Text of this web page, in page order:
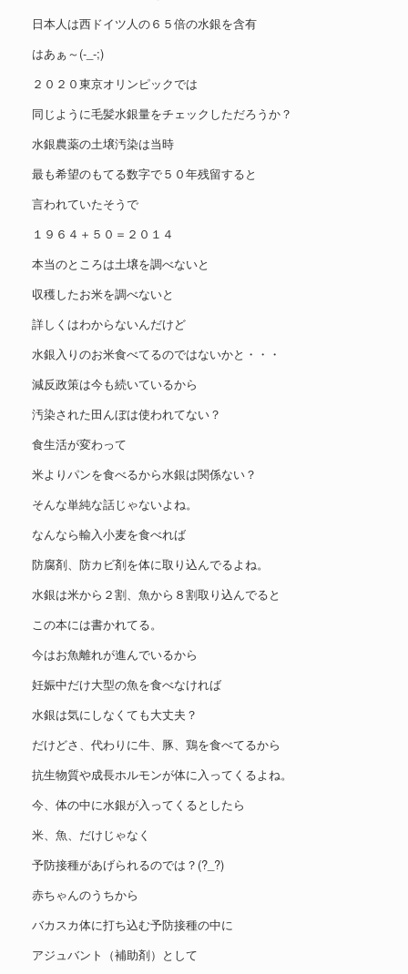
日本人は西ドイツ人の６５倍の水銀を含有
はあぁ～(-_-;)
２０２０東京オリンピックでは
同じように毛髪水銀量をチェックしただろうか？
水銀農薬の土壌汚染は当時
最も希望のもてる数字で５０年残留すると
言われていたそうで
１９６４＋５０＝２０１４
本当のところは土壌を調べないと
収穫したお米を調べないと
詳しくはわからないんだけど
水銀入りのお米食べてるのではないかと・・・
減反政策は今も続いているから
汚染された田んぼは使われてない？
食生活が変わって
米よりパンを食べるから水銀は関係ない？
そんな単純な話じゃないよね。
なんなら輸入小麦を食べれば
防腐剤、防カビ剤を体に取り込んでるよね。
水銀は米から２割、魚から８割取り込んでると
この本には書かれてる。
今はお魚離れが進んでいるから
妊娠中だけ大型の魚を食べなければ
水銀は気にしなくても大丈夫？
だけどさ、代わりに牛、豚、鶏を食べてるから
抗生物質や成長ホルモンが体に入ってくるよね。
今、体の中に水銀が入ってくるとしたら
米、魚、だけじゃなく
予防接種があげられるのでは？(?_?)
赤ちゃんのうちから
バカスカ体に打ち込む予防接種の中に
アジュバント（補助剤）として